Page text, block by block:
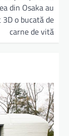
din Osaka au
o bucată de
carne de vită